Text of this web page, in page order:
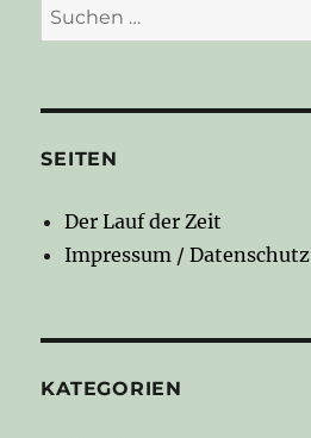
Suchen
nach:
SEITEN
Der Lauf der Zeit
Impressum / Datenschutz
KATEGORIEN